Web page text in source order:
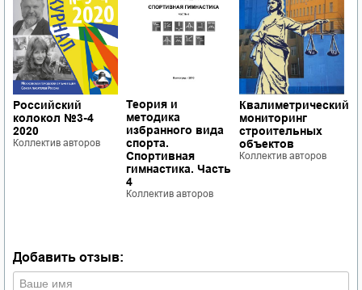
Российский
колокол №3-4
2020
Коллектив авторов
Теория и
методика
избранного вида
спорта.
Спортивная
гимнастика. Часть
4
Коллектив авторов
Квалиметрический
мониторинг
строительных
объектов
Коллектив авторов
Добавить отзыв: